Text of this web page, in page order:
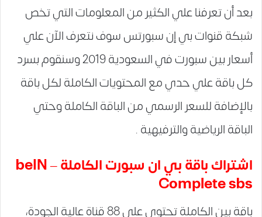
بعد أن تعرفنا علي الكثير من المعلومات التي تخص
شبكة قنوات بي إن سبورتس سوف نتعرف الآن علي
أسعار بين سبورت في السعودية 2019 وسنقوم بسرد
كل باقة علي حدي مع المحتويات الكاملة لكل باقة
بالإضافة للسعر الرسمي من الباقة الكاملة وحتي
الباقة الرياضية والترفيهية .
اشتراك باقة بي ان سبورت الكاملة – beIN
Complete sbs
باقة بين الكاملة تحتوي علي 88 قناة عالية الجودة،